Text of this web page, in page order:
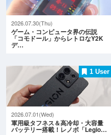
2026.07.30(Thu)
ゲーム・コンピュータ界の伝説
「コモドール」からレトロなY2K
デ…
1 User
2026.07.01(Wed)
軍用級タフネス＆高冷却・大容量
バッテリー搭載！レノボ「Legio…